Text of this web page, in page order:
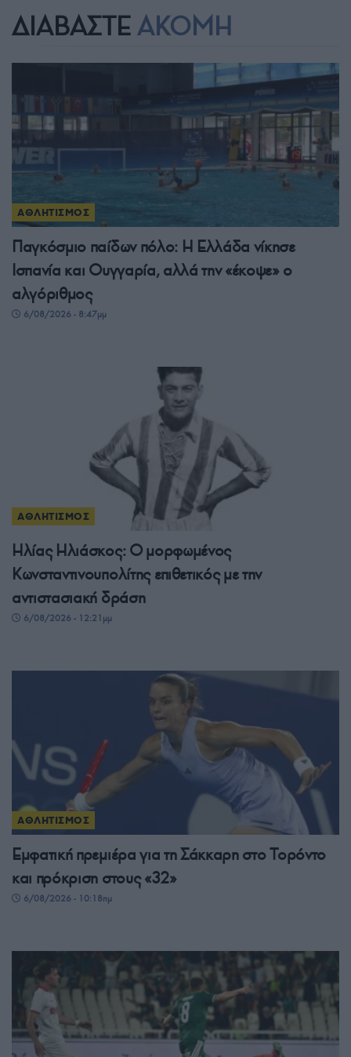
ΔΙΑΒΑΣΤΕ ΑΚΟΜΗ
ΑΘΛΗΤΙΣΜΟΣ
Παγκόσμιο παίδων πόλο: Η Ελλάδα νίκησε
Ισπανία και Ουγγαρία, αλλά την «έκοψε» ο
αλγόριθμος
6/08/2026 - 8:47μμ
ΑΘΛΗΤΙΣΜΟΣ
Ηλίας Ηλιάσκος: Ο μορφωμένος
Κωνσταντινουπολίτης επιθετικός με την
αντιστασιακή δράση
6/08/2026 - 12:21μμ
ΑΘΛΗΤΙΣΜΟΣ
Εμφατική πρεμιέρα για τη Σάκκαρη στο Τορόντο
και πρόκριση στους «32»
6/08/2026 - 10:18πμ